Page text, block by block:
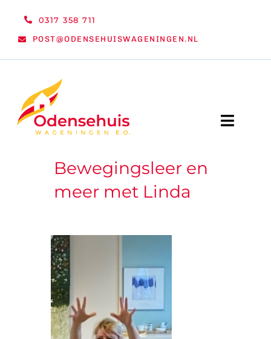
0317 358 711
POST@ODENSEHUISWAGENINGEN.NL
Toggle
WELKOM
ORGANISATIE
VRIJWILLIGERS & STAGIAIRES
CONTACT
Bewegingsleer en
meer met Linda